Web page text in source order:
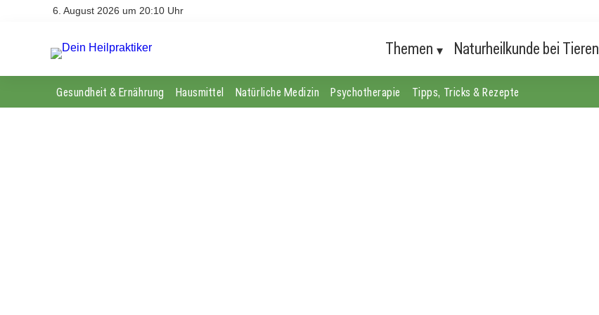
6. August 2026 um 20:10 Uhr
Themen Naturheilkunde bei Tieren
Gesundheit & Ernährung Hausmittel Natürliche Medizin Psychotherapie Tipps, Tricks & Rezepte